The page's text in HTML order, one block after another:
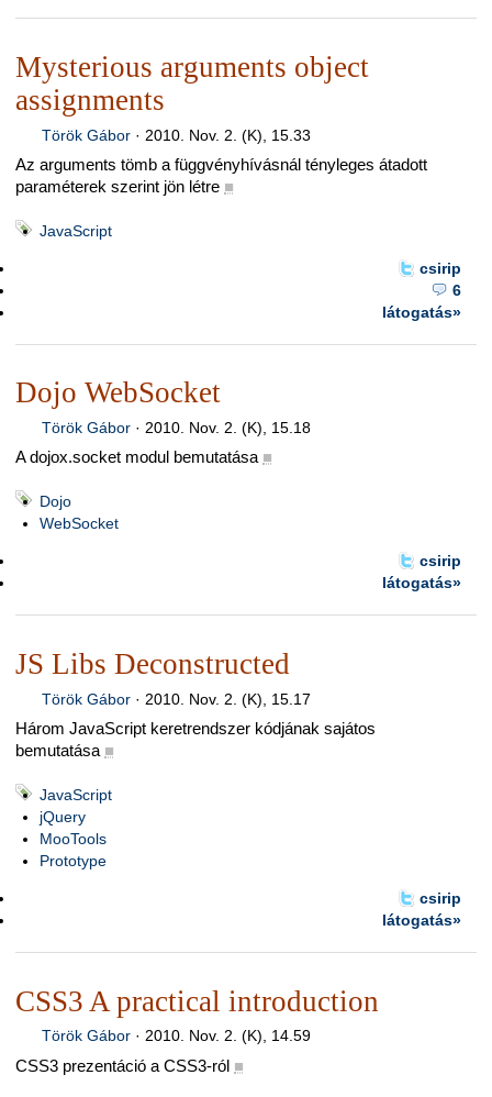
Mysterious arguments object
assignments
Török Gábor· 2010. Nov. 2. (K), 15.33
Az arguments tömb a függvényhívásnál tényleges átadott
paraméterek szerint jön létre ■
JavaScript
csirip
6
látogatás»
Dojo WebSocket
Török Gábor· 2010. Nov. 2. (K), 15.18
A dojox.socket modul bemutatása ■
Dojo
WebSocket
csirip
látogatás»
JS Libs Deconstructed
Török Gábor· 2010. Nov. 2. (K), 15.17
Három JavaScript keretrendszer kódjának sajátos
bemutatása ■
JavaScript
jQuery
MooTools
Prototype
csirip
látogatás»
CSS3 A practical introduction
Török Gábor· 2010. Nov. 2. (K), 14.59
CSS3 prezentáció a CSS3-ról ■